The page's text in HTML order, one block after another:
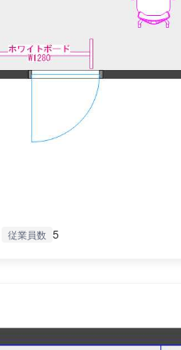
従業員数 5